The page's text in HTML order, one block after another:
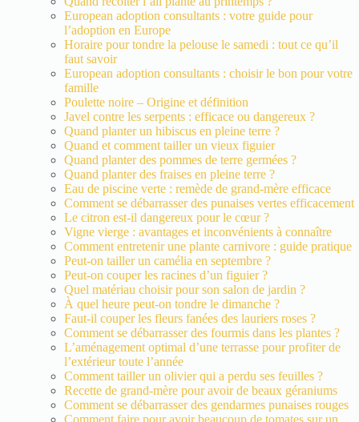
European adoption consultants : votre guide pour
l’adoption en Europe
Horaire pour tondre la pelouse le samedi : tout ce qu’il
faut savoir
European adoption consultants : choisir le bon pour votre
famille
Poulette noire – Origine et définition
Javel contre les serpents : efficace ou dangereux ?
Quand planter un hibiscus en pleine terre ?
Quand et comment tailler un vieux figuier
Quand planter des pommes de terre germées ?
Quand planter des fraises en pleine terre ?
Eau de piscine verte : remède de grand-mère efficace
Comment se débarrasser des punaises vertes efficacement
Le citron est-il dangereux pour le cœur ?
Vigne vierge : avantages et inconvénients à connaître
Comment entretenir une plante carnivore : guide pratique
Peut-on tailler un camélia en septembre ?
Peut-on couper les racines d’un figuier ?
Quel matériau choisir pour son salon de jardin ?
À quel heure peut-on tondre le dimanche ?
Faut-il couper les fleurs fanées des lauriers roses ?
Comment se débarrasser des fourmis dans les plantes ?
L’aménagement optimal d’une terrasse pour profiter de
l’extérieur toute l’année
Comment tailler un olivier qui a perdu ses feuilles ?
Recette de grand-mère pour avoir de beaux géraniums
Comment se débarrasser des gendarmes punaises rouges
Comment faire pour avoir beaucoup de tomates sur un